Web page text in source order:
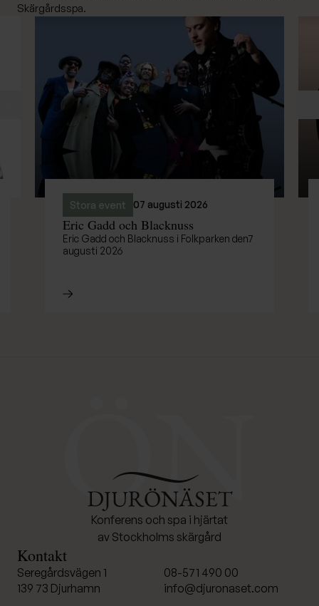
Skärgårdsspa.
Stora event 07 augusti 2026
Eric Gadd och Blacknuss
Eric Gadd och Blacknuss i Folkparken den7
augusti 2026
Läs mer om Eric Gadd och Blacknuss
Föregående
Konferens och spa i hjärtat
av Stockholms skärgård
Kontakt
Seregårdsvägen 1
139 73 Djurhamn
08-571 490 00
info@djuronaset.com